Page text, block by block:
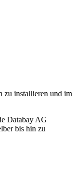
zu installieren und im
Databay AG
bis hin zu